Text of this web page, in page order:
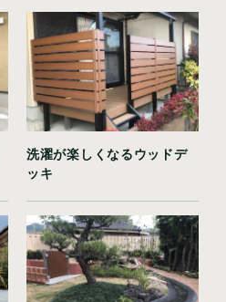
洗濯が楽しくなるウッドデ
ッキ